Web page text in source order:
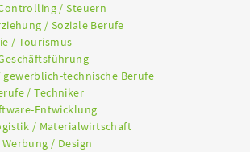
/ Steuern
/ Soziale Berufe
/ Tourismus
technische Berufe
/ Techniker
Entwicklung
/ Materialwirtschaft
/ Design